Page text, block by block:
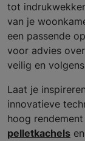
tot
van je
een passende
voor advies
veilig en
Laat je
innovatieve
hoog
pelletkachels